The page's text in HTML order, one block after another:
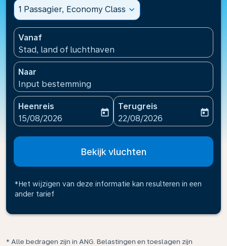
1 Passagier, Economy Class expand_more
Vanaf
Stad, land of luchthaven
Naar
Input bestemming
Heenreis
fc-booking-departure-date-aria-label
15/08/2026
today
Terugreis
fc-booking-return-date-
22/08/2026
today
Bekijk vluchten
*Het wijzigen van deze informatie kan resulteren in een
ander tarief
* Alle bedragen zijn in ANG. Belastingen en toeslagen zijn